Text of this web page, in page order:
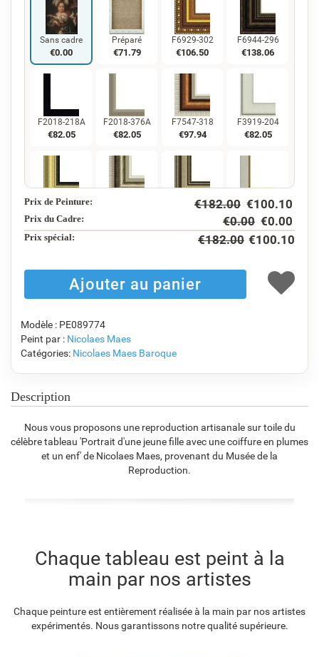
Sans cadre
€0.00
Préparé
€71.79
F6929-302
€106.50
F6944-296
€138.06
F2018-218A
€82.05
F2018-376A
€82.05
F7547-318
€97.94
F3919-204
€82.05
F5130-234
€118.34
F5429-258 F3013-236
€87.16
F1823-204
€92.30
F8645-298
€153.84
F6537-236
€81.61
F7034-298
€
F8645-296
€ 106.10
F4613-236
€82.40 € 118.80
F6035-220
€ 106.94
Prix de Peinture: €182.00 €100.10
Prix du Cadre: €0.00 €0.00
Prix ​​spécial: €182.00 €100.10
Modèle : PE089774
Peint par : Nicolaes Maes
Catégories: Nicolaes Maes Baroque
Description
Nous vous proposons une reproduction artisanale sur toile du
célèbre tableau 'Portrait d'une jeune fille avec une coiffure en plumes
et un enf' de Nicolaes Maes, provenant du Musée de la
Reproduction.
Chaque tableau est peint à la
main par nos artistes
Chaque peinture est entièrement réalisée à la main par nos artistes
expérimentés. Nous garantissons notre qualité supérieure.